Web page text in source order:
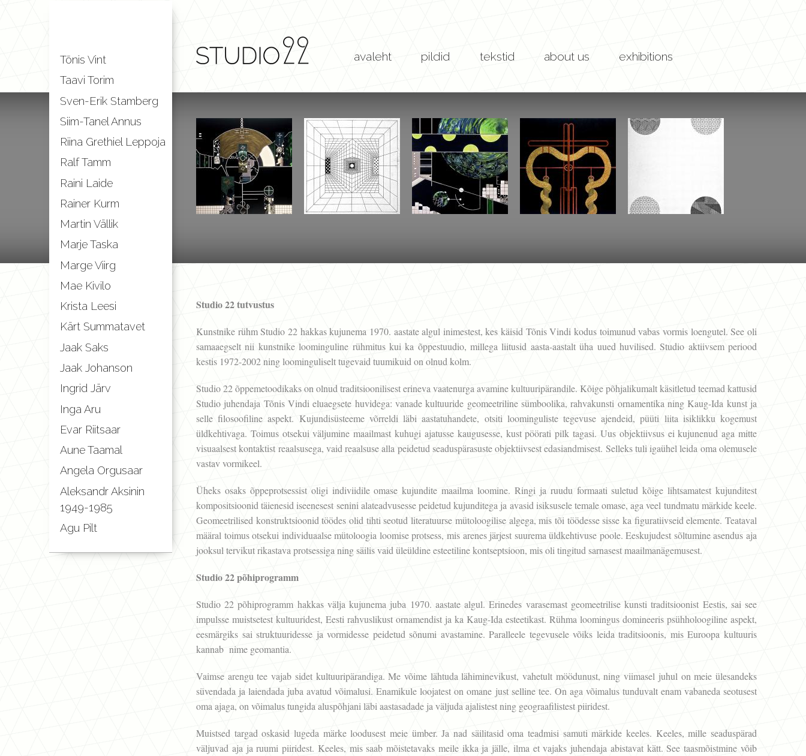
Tõnis Vint
Taavi Torim
Sven-Erik Stamberg
Siim-Tanel Annus
Riina Grethiel Leppoja
Ralf Tamm
Raini Laide
Rainer Kurm
Martin Vällik
Marje Taska
Marge Viirg
Mae Kivilo
Krista Leesi
Kärt Summatavet
Jaak Saks
Jaak Johanson
Ingrid Järv
Inga Aru
Evar Riitsaar
Aune Taamal
Angela Orgusaar
Aleksandr Aksinin
1949-1985
Agu Pilt
avaleht pildid tekstid about us exhibitions
Studio 22 tutvustus
Kunstnike rühm Studio 22 hakkas kujunema 1970. aastate algul inimestest, kes käisid Tõnis Vindi kodus toimunud vabas vormis loengutel. See oli
samaaegselt nii kunstnike loominguline rühmitus kui ka õppestuudio, millega liitusid aasta-aastalt üha uued huvilised. Studio aktiivsem periood
kestis 1972-2002 ning loominguliselt tugevaid tuumikuid on olnud kolm.
Studio 22 õppemetoodikaks on olnud traditsioonilisest erineva vaatenurga avamine kultuuripärandile. Kõige põhjalikumalt käsitletud teemad kattusid
Studio juhendaja Tõnis Vindi eluaegsete huvidega: vanade kultuuride geomeetriline sümboolika, rahvakunsti ornamentika ning Kaug-Ida kunst ja
selle filosoofiline aspekt. Kujundisüsteeme võrreldi läbi aastatuhandete, otsiti loominguliste tegevuse ajendeid, püüti liita isiklikku kogemust
üldkehtivaga. Toimus otsekui väljumine maailmast kuhugi ajatusse kaugusesse, kust pöörati pilk tagasi. Uus objektiivsus ei kujunenud aga mitte
visuaalsest kontaktist reaalsusega, vaid reaalsuse alla peidetud seaduspärasuste objektiivsest edasiandmisest. Selleks tuli igaühel leida oma olemusele
vastav vormikeel.
Üheks osaks õppeprotsessist oligi indiviidile omase kujundite maailma loomine. Ringi ja ruudu formaati suletud kõige lihtsamatest kujunditest
kompositsioonid täienesid iseenesest senini alateadvusesse peidetud kujunditega ja avasid isiksusele temale omase, aga veel tundmatu märkide keele.
Geomeetrilised konstruktsioonid töödes olid tihti seotud literatuurse mütoloogilise algega, mis tõi töödesse sisse ka figuratiivseid elemente. Teataval
määral toimus otsekui individuaalse mütoloogia loomise protsess, mis arenes järjest suurema üldkehtivuse poole. Eeskujudest sõltumine asendus aja
jooksul tervikut rikastava protsessiga ning säilis vaid üleüldine esteetiline kontseptsioon, mis oli tingitud sarnasest maailmanägemusest.
Studio 22 põhiprogramm
Studio 22 põhiprogramm hakkas välja kujunema juba 1970. aastate algul. Erinedes varasemast geomeetrilise kunsti traditsioonist Eestis, sai see
impulsse muistsetest kultuuridest, Eesti rahvuslikust ornamendist ja ka Kaug-Ida esteetikast. Rühma loomingus domineeris psühholoogiline aspekt,
eesmärgiks sai struktuuridesse ja vormidesse peidetud sõnumi avastamine. Paralleele tegevusele võiks leida traditsioonis, mis Euroopa kultuuris
kannab nime geomantia.
Vaimse arengu tee vajab sidet kultuuripärandiga. Me võime lähtuda lähiminevikust, vahetult möödunust, ning viimasel juhul on meie ülesandeks
süvendada ja laiendada juba avatud võimalusi. Enamikule loojatest on omane just selline tee. On aga võimalus tunduvalt enam vabaneda seotusest
oma ajaga, on võimalus tungida aluspõhjani läbi aastasadade ja väljuda ajalistest ning geograafilistest piiridest.
Muistsed targad oskasid lugeda märke loodusest meie ümber. Ja nad säilitasid oma teadmisi samuti märkide keeles. Keeles, mille seaduspärad
väljuvad aja ja ruumi piiridest. Keeles, mis saab mõistetavaks meile ikka ja jälle, ilma et vajaks juhendaja abistavat kätt. See taasmõistmine võib